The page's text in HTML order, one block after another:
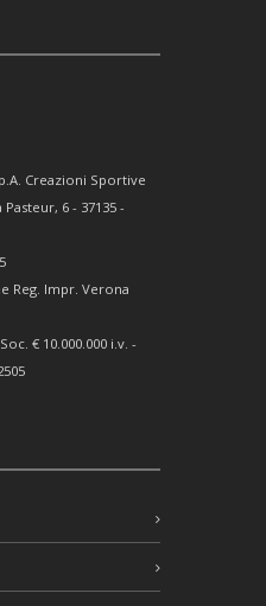
Creazioni Sportive
6 - 37135 -
Reg. Impr. Verona
€ 10.000.000 i.v. -